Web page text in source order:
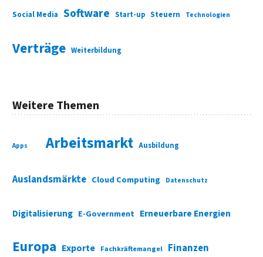
Social Media Software Start-up Steuern Technologien
Verträge Weiterbildung
Weitere Themen
Apps Arbeitsmarkt Ausbildung
Auslandsmärkte Cloud Computing Datenschutz
Digitalisierung E-Government Erneuerbare Energien
Europa Exporte Fachkräftemangel Finanzen